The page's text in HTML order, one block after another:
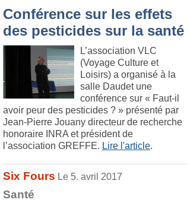
Conférence sur les effets
des pesticides sur la santé
L’association VLC
(Voyage Culture et
Loisirs) a organisé à la
salle Daudet une
conférence sur « Faut-il
avoir peur des pesticides ? » présenté par
Jean-Pierre Jouany directeur de recherche
honoraire INRA et président de
l’association GREFFE. Lire l'article.
Six Fours Le 5. avril 2017
Santé